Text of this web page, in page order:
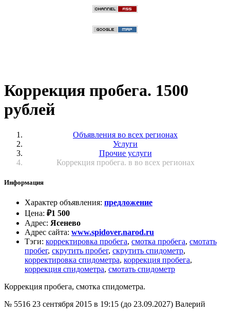
Коррекция пробега. 1500
рублей
Объявления во всех регионах
Услуги
Прочие услуги
Коррекция пробега. в во всех регионах
Информация
Характер объявления: предложение
Цена: ₽1 500
Адрес: Ясенево
Адрес сайта: www.spidover.narod.ru
Тэги: корректировка пробега, смотка пробега, смотать
пробег, скрутить пробег, скрутить спидометр,
корректировка спидометра, коррекция пробега,
коррекция спидометра, смотать спидометр
Коррекция пробега, смотка спидометра.
№ 5516 23 сентября 2015 в 19:15 (до 23.09.2027) Валерий